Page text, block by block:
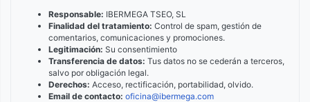
Responsable: IBERMEGA TSEO, SL
Finalidad del tratamiento: Control de spam, gestión de
comentarios, comunicaciones y promociones.
Legitimación: Su consentimiento
Transferencia de datos: Tus datos no se cederán a terceros,
salvo por obligación legal.
Derechos: Acceso, rectificación, portabilidad, olvido.
Email de contacto: oficina@ibermega.com